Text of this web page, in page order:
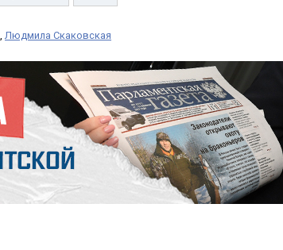
Людмила Скаковская